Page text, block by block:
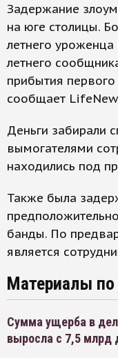
Задержание
на юге столицы.
летнего
летнего
прибытия
сообщает
Деньги забирали
вымогателями
находились под
Также была
банды. По
является
Материалы
Сумма ущерба в
выросла с 7,5 млрд